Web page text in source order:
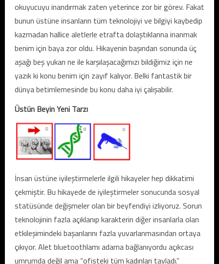
okuyucuyu inandırmak zaten yeterince zor bir görev. Fakat
bunun üstüne insanların tüm teknolojiyi ve bilgiyi kaybedip
kazmadan hallice aletlerle etrafta dolaştıklarına inanmak
benim için baya zor oldu. Hikayenin başından sonunda üç
aşağı beş yukarı ne ile karşılaşacağımızı bildiğimiz için ne
yazık ki konu benim için zayıf kalıyor. Belki fantastik bir
dünya betimlemesinde bu konu daha iyi çalışabilir.
Üstün Beyin Yeni Tarzı
İnsan üstüne iyileştirmelerle ilgili hikayeler hep dikkatimi
çekmiştir. Bu hikayede de iyileştirmeler sonucunda sosyal
statüsünde değişmeler olan bir beyfendiyi izliyoruz. Sorun
teknolojinin fazla açıklanıp karakterin diğer insanlarla olan
etkileşimindeki başarılarını fazla yuvarlanmasından ortaya
çıkıyor. Alet bluetoothlamı adama bağlanıyordu açıkcası
umrumda değil ama “ofisteki tüm kadınları tavladı.”